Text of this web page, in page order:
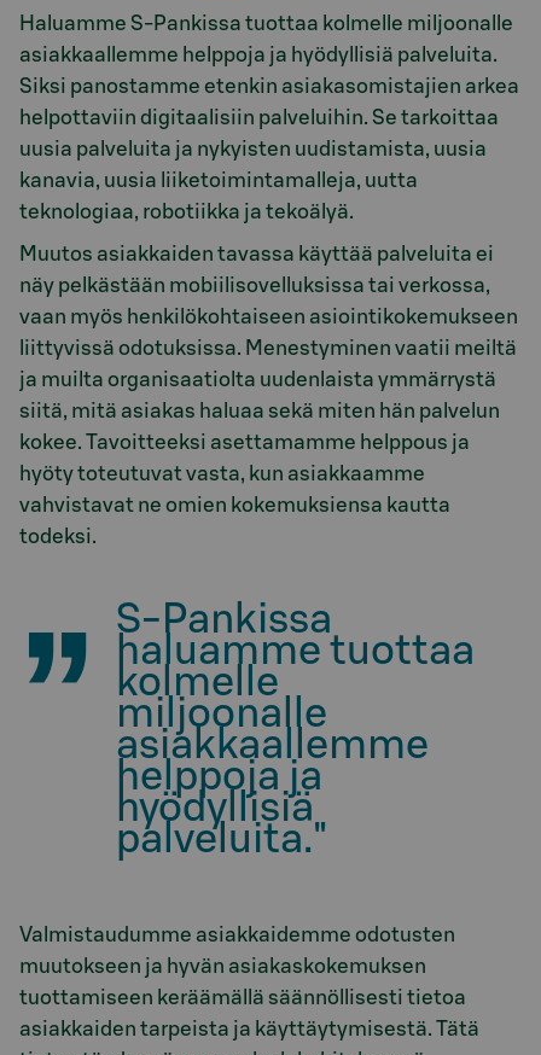
Haluamme S-Pankissa tuottaa kolmelle miljoonalle
asiakkaallemme helppoja ja hyödyllisiä palveluita.
Siksi panostamme etenkin asiakasomistajien arkea
helpottaviin digitaalisiin palveluihin. Se tarkoittaa
uusia palveluita ja nykyisten uudistamista, uusia
kanavia, uusia liiketoimintamalleja, uutta
teknologiaa, robotiikka ja tekoälyä.
Muutos asiakkaiden tavassa käyttää palveluita ei
näy pelkästään mobiilisovelluksissa tai verkossa,
vaan myös henkilökohtaiseen asiointikokemukseen
liittyvissä odotuksissa. Menestyminen vaatii meiltä
ja muilta organisaatiolta uudenlaista ymmärrystä
siitä, mitä asiakas haluaa sekä miten hän palvelun
kokee. Tavoitteeksi asettamamme helppous ja
hyöty toteutuvat vasta, kun asiakkaamme
vahvistavat ne omien kokemuksiensa kautta
todeksi.
S-Pankissa
haluamme tuottaa
kolmelle
miljoonalle
asiakkaallemme
helppoja ja
hyödyllisiä
palveluita."
Valmistaudumme asiakkaidemme odotusten
muutokseen ja hyvän asiakaskokemuksen
tuottamiseen keräämällä säännöllisesti tietoa
asiakkaiden tarpeista ja käyttäytymisestä. Tätä